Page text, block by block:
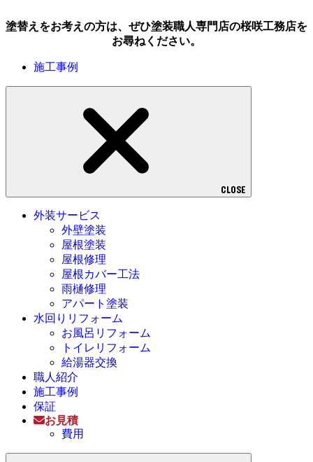
塗替えをお考えの方は、ぜひ塗装職人専門店の桜咲工務店を
お尋ねください。
施工事例
CLOSE
外装サービス
外壁塗装
屋根塗装
屋根修理
屋根カバー工法
雨樋修理
アパート塗装
水回りリフォーム
お風呂リフォーム
トイレリフォーム
給湯器交換
職人紹介
施工事例
保証
お見積
費用